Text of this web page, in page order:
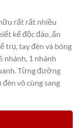
rất rất nhiều
kế độc đáo, ấn
trụ, tay đèn và bóng
nhánh, 1 nhánh
Từng đường
vô cùng sang